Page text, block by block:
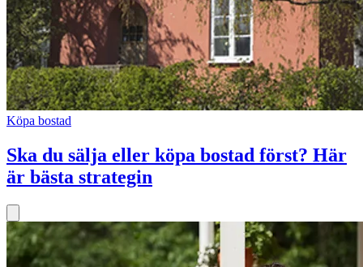
Köpa bostad
Ska du sälja eller köpa bostad först? Här
är bästa strategin